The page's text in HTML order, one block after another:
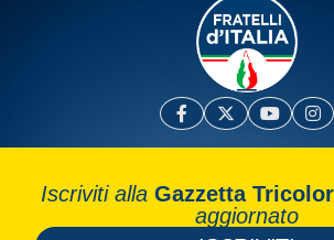
Iscriviti alla Gazzetta
aggiornato